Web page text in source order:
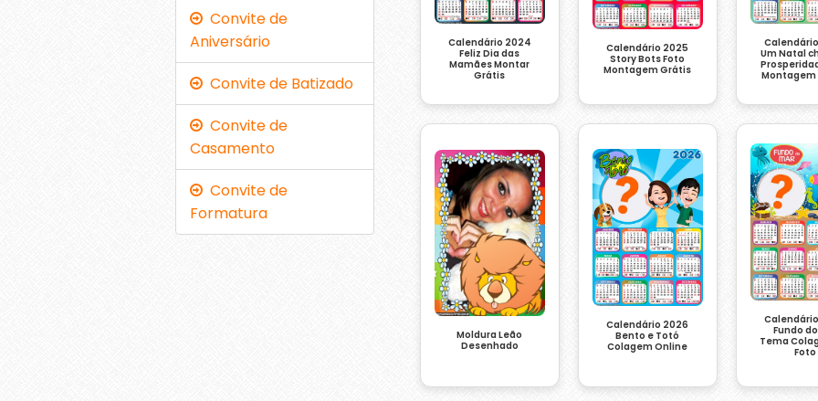
Calendário 2024
Feliz Dia das
Mamães Montar
Grátis
Calendário 2025
Story Bots Foto
Montagem Grátis
Um Natal
Moldura Leão
Desenhado
Calendário 2026
Bento e Totó
Colagem Online
Fundo
Tema
Foto
Convite de
Aniversário
Convite de Batizado
Convite de
Casamento
Convite de
Formatura